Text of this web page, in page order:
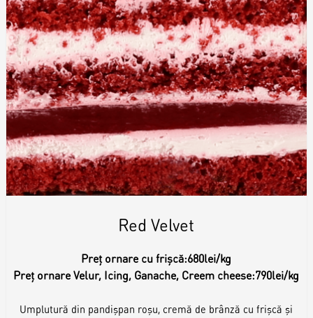
Red Velvet
Preț ornare cu frișcă:680lei/kg
Preț ornare Velur, Icing, Ganache, Creem cheese:790lei/kg
Umplutură din pandișpan roșu, cremă de brânză cu frișcă și